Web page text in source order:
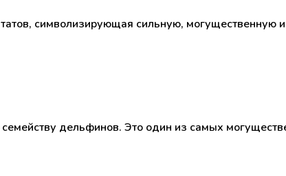
символизирующая сильную, могущественную
дельфинов. Это один из самых